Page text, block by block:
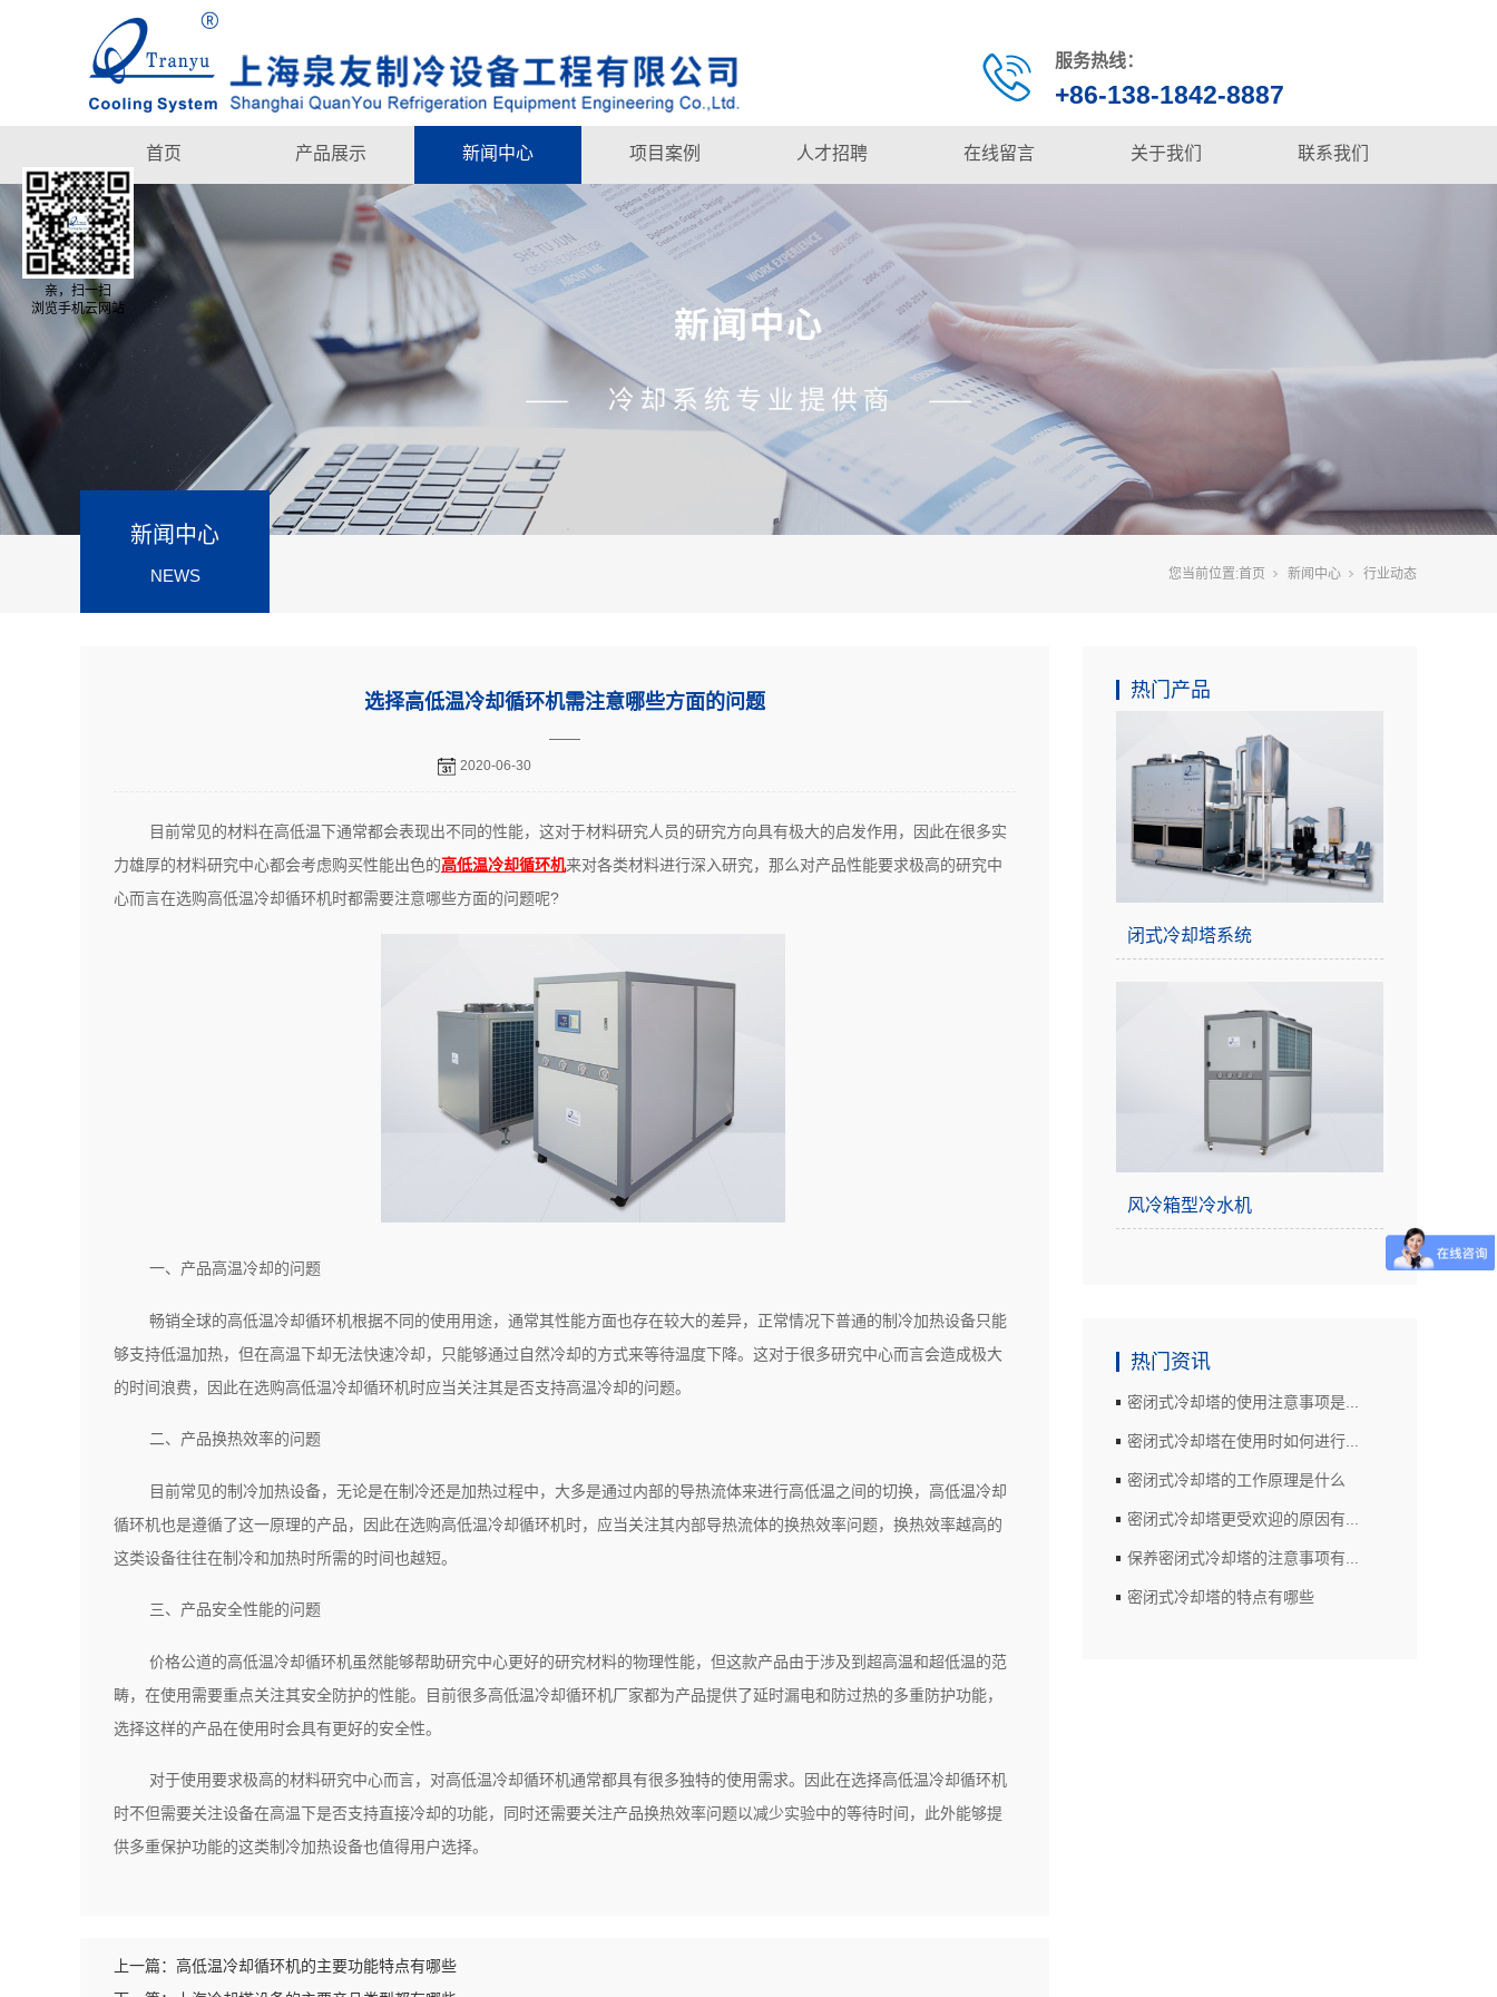
服务热线：
+86-138-1842-8887
首页 产品展示 新闻中心 项目案例 人才招聘 在线留言 关于我们 联系我们
新闻中心
NEWS 您当前位置:首页 新闻中心 行业动态
选择高低温冷却循环机需注意哪些方面的问题
——
2020-06-30
目前常见的材料在高低温下通常都会表现出不同的性能，这对于材料研究人员的研究方向具有极大的启发作用，因此在很多实
力雄厚的材料研究中心都会考虑购买性能出色的高低温冷却循环机来对各类材料进行深入研究，那么对产品性能要求极高的研究中
心而言在选购高低温冷却循环机时都需要注意哪些方面的问题呢?
一、产品高温冷却的问题
畅销全球的高低温冷却循环机根据不同的使用用途，通常其性能方面也存在较大的差异，正常情况下普通的制冷加热设备只能
够支持低温加热，但在高温下却无法快速冷却，只能够通过自然冷却的方式来等待温度下降。这对于很多研究中心而言会造成极大
的时间浪费，因此在选购高低温冷却循环机时应当关注其是否支持高温冷却的问题。
二、产品换热效率的问题
目前常见的制冷加热设备，无论是在制冷还是加热过程中，大多是通过内部的导热流体来进行高低温之间的切换，高低温冷却
循环机也是遵循了这一原理的产品，因此在选购高低温冷却循环机时，应当关注其内部导热流体的换热效率问题，换热效率越高的
这类设备往往在制冷和加热时所需的时间也越短。
三、产品安全性能的问题
价格公道的高低温冷却循环机虽然能够帮助研究中心更好的研究材料的物理性能，但这款产品由于涉及到超高温和超低温的范
畴，在使用需要重点关注其安全防护的性能。目前很多高低温冷却循环机厂家都为产品提供了延时漏电和防过热的多重防护功能，
选择这样的产品在使用时会具有更好的安全性。
对于使用要求极高的材料研究中心而言，对高低温冷却循环机通常都具有很多独特的使用需求。因此在选择高低温冷却循环机
时不但需要关注设备在高温下是否支持直接冷却的功能，同时还需要关注产品换热效率问题以减少实验中的等待时间，此外能够提
供多重保护功能的这类制冷加热设备也值得用户选择。
上一篇： 高低温冷却循环机的主要功能特点有哪些
热门产品
闭式冷却塔系统
风冷箱型冷水机
热门资讯
密闭式冷却塔的使用注意事项是...
密闭式冷却塔在使用时如何进行...
密闭式冷却塔的工作原理是什么
密闭式冷却塔更受欢迎的原因有...
保养密闭式冷却塔的注意事项有...
密闭式冷却塔的特点有哪些
亲，扫一扫
浏览手机云网站